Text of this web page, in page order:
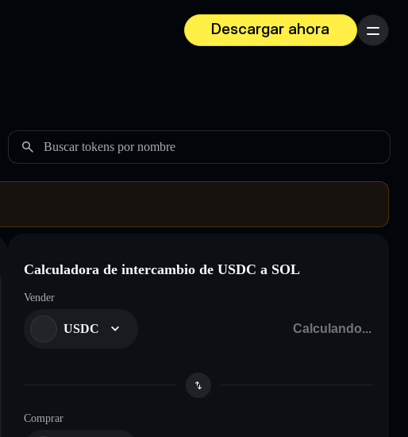
Descargar ahora
Menú
Buscar tokens por nombre
Calculadora de intercambio de USDC a SOL
Vender
USDC
Comprar